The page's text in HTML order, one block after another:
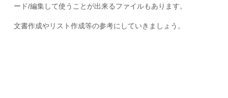
ード/編集して使うことが出来るファイルもあります。
文書作成やリスト作成等の参考にしていきましょう。